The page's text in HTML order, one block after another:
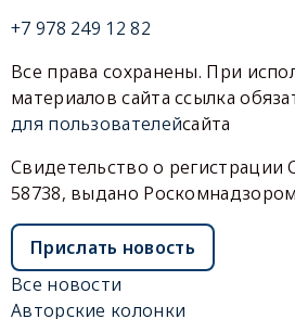
+7 978 249 12 82
Все права сохранены. При
материалов сайта ссылка
для пользователейсайта
Свидетельство о
58738, выдано
Прислать новость
Все новости
Авторские колонки